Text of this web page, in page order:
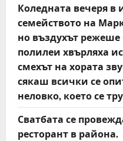
Коледната вечеря в
семейството на
но въздухът режеше
полилеи хвърляха
смехът на хората
сякаш всички се
неловко, което се
Сватбата се
ресторант в района.